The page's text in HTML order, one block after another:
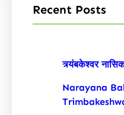
Recent Posts
त्र्यंबकेश्वर
Narayana